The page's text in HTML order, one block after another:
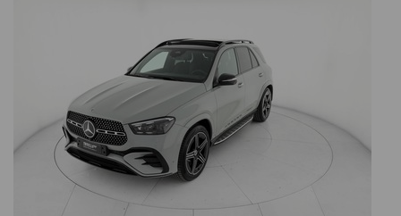
quella più adatta alle tue necessità, sono presenti
informazioni essenziali come l'alimentazione, dati
tecnici, dotazioni standard ed opzionali,
colorazione esterna e colorazione degli interni. Ogni